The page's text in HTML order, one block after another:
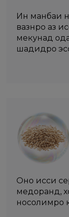
Ин манбаи
вазнро аз
мекунад
шадидро
Онҳо ҳисси
медоранд,
носолимро